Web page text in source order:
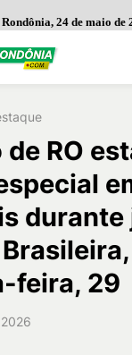
Rondônia, 24 de maio de
de RO
durante
feira, 29